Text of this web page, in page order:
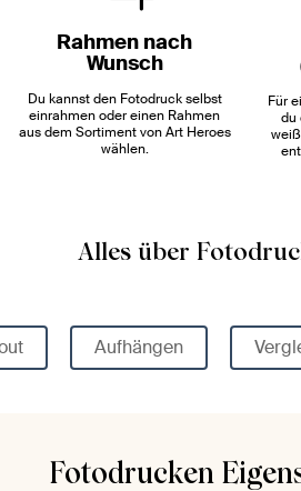
Rahmen nach
Wunsch
Du kannst den Fotodruck selbst
einrahmen oder einen Rahmen
aus dem Sortiment von Art Heroes
wählen.
Für
du
Alles über
Aufhängen
Fotodrucken